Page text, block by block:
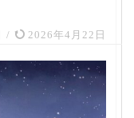
/ 2026年4月22日